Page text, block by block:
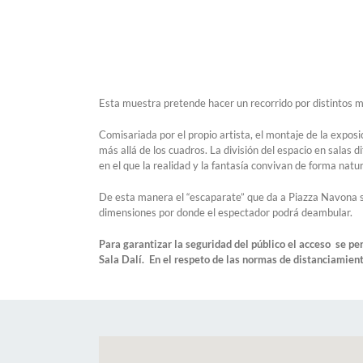
Esta muestra pretende hacer un recorrido por distintos
Comisariada por el propio artista, el montaje de la
más allá de los cuadros. La división del espacio en salas
en el que la realidad y la fantasía convivan de forma
De esta manera el “escaparate” que da a Piazza
dimensiones por donde el espectador podrá deambular.
Para garantizar la seguridad del público el acceso se
Sala Dalí. En el respeto de las normas de